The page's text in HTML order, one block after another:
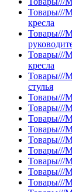
Товары///
кресла
Товары///
Товары///
кресла
Товары///
стулья
Товары///
Товары///
Товары///
Товары///
Товары///
Товары///
Товары///
Товары///
Товары///